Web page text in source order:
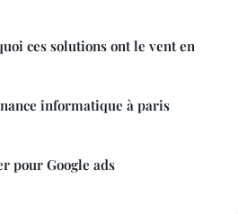
ces solutions ont le vent en
informatique à paris
pour Google ads